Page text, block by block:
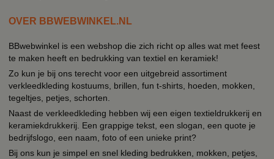
OVER BBWEBWINKEL.NL
BBwebwinkel is een webshop die zich richt op alles wat met feest
te maken heeft en bedrukking van textiel en keramiek!
Zo kun je bij ons terecht voor een uitgebreid assortiment
verkleedkleding kostuums, brillen, fun t-shirts, hoeden, mokken,
tegeltjes, petjes, schorten.
Naast de verkleedkleding hebben wij een eigen textieldrukkerij en
keramiekdrukkerij. Een grappige tekst, een slogan, een quote je
bedrijfslogo, een naam, foto of een unieke print?
Bij ons kun je simpel en snel kleding bedrukken, mokken, petjes,